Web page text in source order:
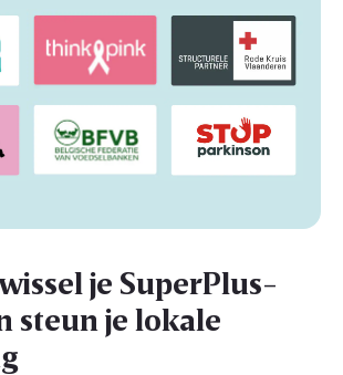
je SuperPlus-
steun je lokale